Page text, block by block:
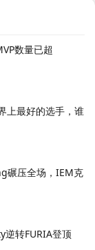
数量已超
上最好的选手，谁
碾压全场，IEM克
转FURIA登顶